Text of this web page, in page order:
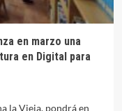
en marzo una
en Digital para
la Vieja, pondrá en